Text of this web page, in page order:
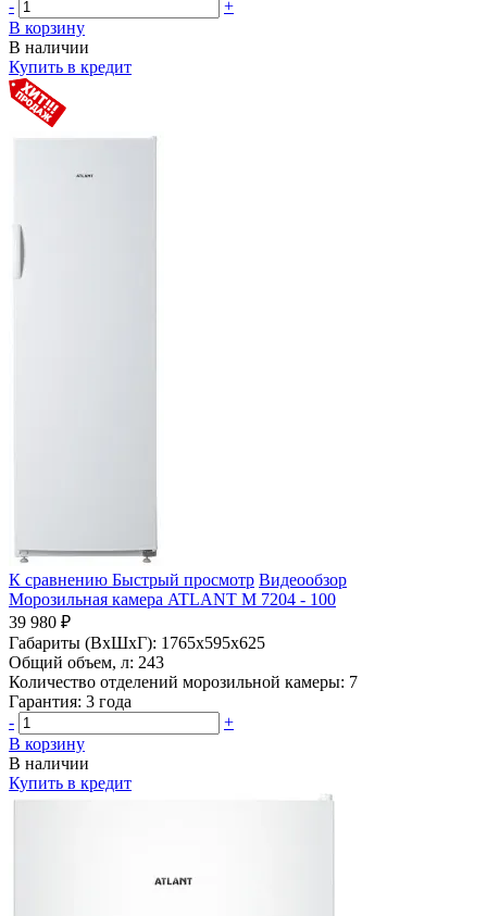
-
+
В корзину
В наличии
Купить в кредит
К сравнению Быстрый просмотр Видеообзор
Морозильная камера ATLANT М 7204 - 100
39 980 ₽
Габариты (ВхШхГ): 1765x595x625
Общий объем, л: 243
Количество отделений морозильной камеры: 7
Гарантия: 3 года
-
+
В корзину
В наличии
Купить в кредит